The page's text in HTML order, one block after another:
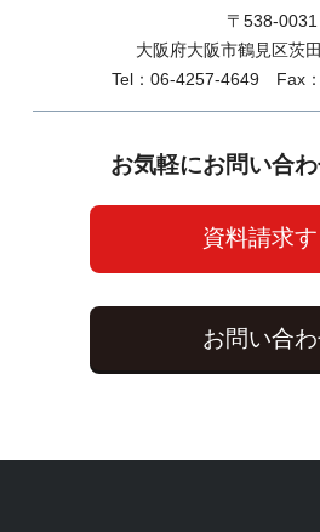
〒538-0031
大阪府大阪市鶴見区茨
Tel：06-4257-4649 Fax
お気軽にお問い合
資料請求
お問い合